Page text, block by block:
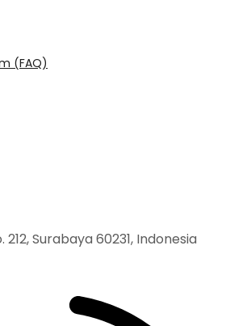
(FAQ)
Surabaya 60231, Indonesia